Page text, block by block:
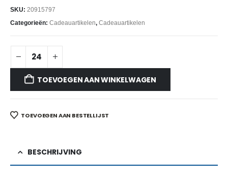
SKU: 20915797
Categorieën: Cadeauartikelen, Cadeauartikelen
TOEVOEGEN AAN WINKELWAGEN
TOEVOEGEN AAN BESTELLIJST
BESCHRIJVING